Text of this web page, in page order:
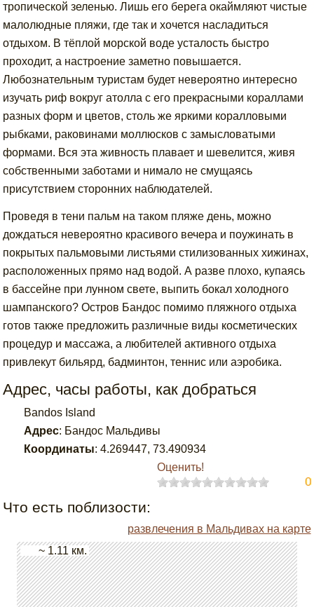
тропической зеленью. Лишь его берега окаймляют чистые
малолюдные пляжи, где так и хочется насладиться
отдыхом. В тёплой морской воде усталость быстро
проходит, а настроение заметно повышается.
Любознательным туристам будет невероятно интересно
изучать риф вокруг атолла с его прекрасными кораллами
разных форм и цветов, столь же яркими коралловыми
рыбками, раковинами моллюсков с замысловатыми
формами. Вся эта живность плавает и шевелится, живя
собственными заботами и нимало не смущаясь
присутствием сторонних наблюдателей.
Проведя в тени пальм на таком пляже день, можно
дождаться невероятно красивого вечера и поужинать в
покрытых пальмовыми листьями стилизованных хижинах,
расположенных прямо над водой. А разве плохо, купаясь
в бассейне при лунном свете, выпить бокал холодного
шампанского? Остров Бандос помимо пляжного отдыха
готов также предложить различные виды косметических
процедур и массажа, а любителей активного отдыха
привлекут бильярд, бадминтон, теннис или аэробика.
Адрес, часы работы, как добраться
Bandos Island
Адрес: Бандос Мальдивы
Координаты: 4.269447,73.490934
Оценить!
0
Что есть поблизости:
развлечения в Мальдивах на карте
~ 1.11 км.